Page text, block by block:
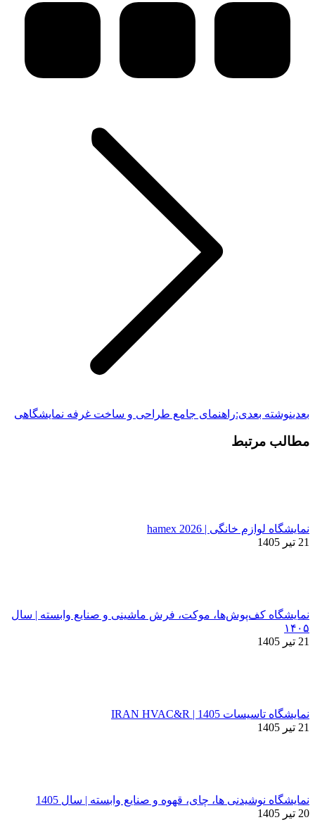
بعدینوشته بعدی:راهنمای جامع طراحی و ساخت غرفه نمایشگاهی
مطالب مرتبط
نمایشگاه لوازم خانگی | hamex 2026
21 تیر 1405
نمایشگاه کف‌پوش‌ها، موکت، فرش ماشینی و صنایع وابسته | سال
۱۴۰۵
21 تیر 1405
نمایشگاه تاسیسات 1405 | IRAN HVAC&R
21 تیر 1405
نمایشگاه نوشیدنی ها، چای، قهوه و صنایع وابسته | سال 1405
20 تیر 1405